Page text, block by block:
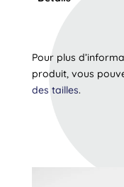
Pour plus
produit, vous
des tailles.